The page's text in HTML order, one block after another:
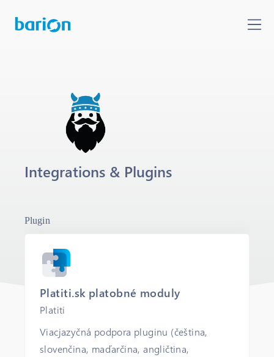
Integrations & Plugins
Plugin
Platiti.sk platobné moduly
Platiti
Viacjazyčná podpora pluginu (čeština,
slovenčina, maďarčina, angličtina,